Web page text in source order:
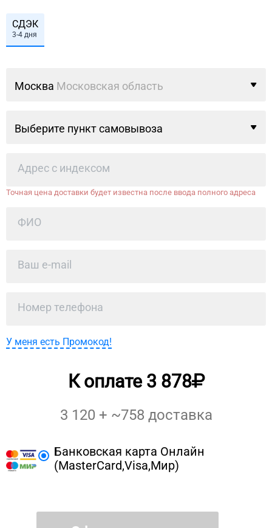
СДЭК
3-4 дня
Москва Московская область
Выберите пункт самовывоза
Точная цена доставки будет известна после ввода полного адреса
У меня есть Промокод!
К оплате 3 878
3 120 + ~758 доставка
Банковская карта Онлайн
(MasterCard,Visa,Мир)